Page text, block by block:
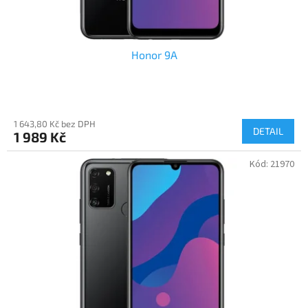
Honor 9A
1 643,80 Kč bez DPH
1 989 Kč DETAIL
Kód: 21970